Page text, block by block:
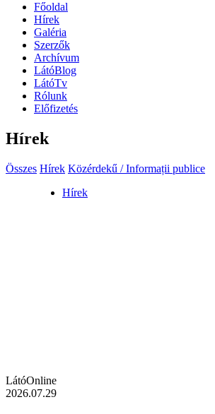
Főoldal
Hírek
Galéria
Szerzők
Archívum
LátóBlog
LátóTv
Rólunk
Előfizetés
Hírek
Összes Hírek Közérdekű / Informații publice
Hírek
LátóOnline
2026.07.29